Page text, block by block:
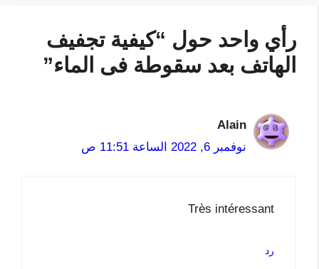
رأي واحد حول “كيفية تجفيف
الهاتف بعد سقوطة فى الماء”
Alain
نوفمبر 6, 2022 الساعة 11:51 ص
Très intéressant
رد